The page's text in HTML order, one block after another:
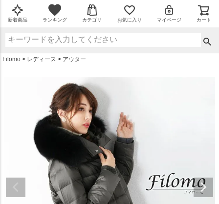
新着商品 ランキング カテゴリ お気に入り マイページ カート
Filomo レディース アウター